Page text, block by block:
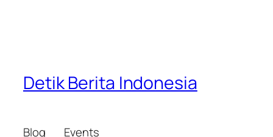
Detik Berita Indonesia
Blog Events